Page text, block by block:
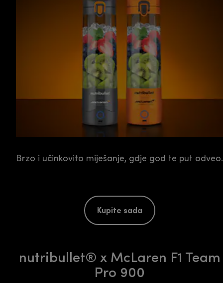
Brzo i učinkovito miješanje, gdje god te put odveo.
Kupite sada
nutribullet® x McLaren F1 Team
Pro 900